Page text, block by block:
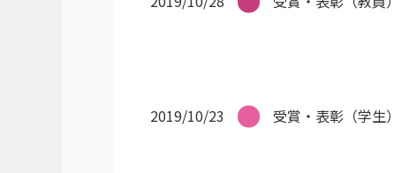
2019/10/23 受賞・表彰（学生）